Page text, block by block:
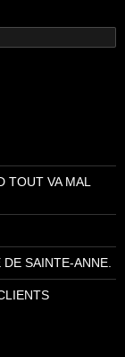
TOUT VA MAL
SAINTE-ANNE.